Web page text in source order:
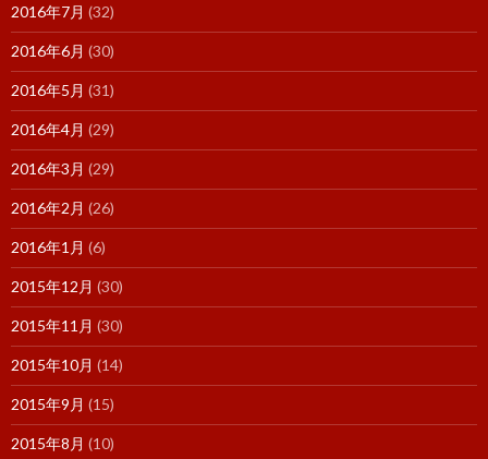
2016年7月 (32)
2016年6月 (30)
2016年5月 (31)
2016年4月 (29)
2016年3月 (29)
2016年2月 (26)
2016年1月 (6)
2015年12月 (30)
2015年11月 (30)
2015年10月 (14)
2015年9月 (15)
2015年8月 (10)